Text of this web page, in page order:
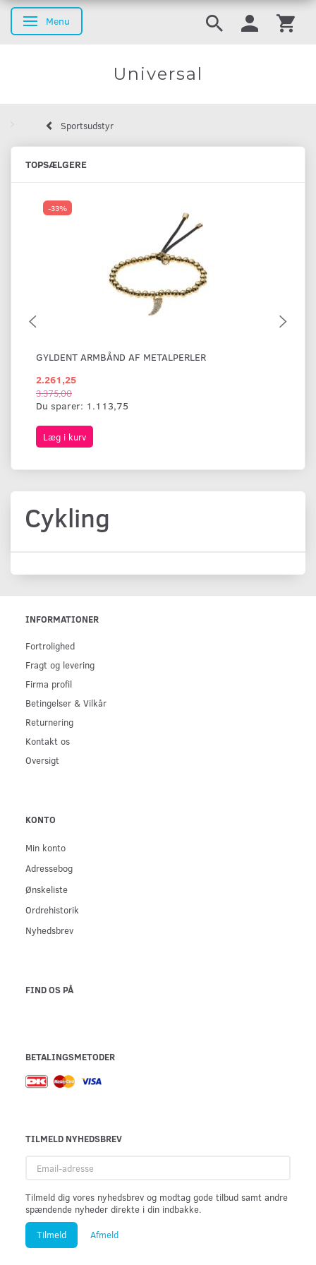
Skifte navigation
Menu
Universal
Sportsudstyr
TOPSÆLGERE
-33%
GYLDENT ARMBÅND AF METALPERLER
2.261,25
3.375,00
Du sparer: 1.113,75
Læg i kurv
Cykling
INFORMATIONER
Fortrolighed
Fragt og levering
Firma profil
Betingelser & Vilkår
Returnering
Kontakt os
Oversigt
KONTO
Min konto
Adressebog
Ønskeliste
Ordrehistorik
Nyhedsbrev
FIND OS PÅ
BETALINGSMETODER
TILMELD NYHEDSBREV
adresse
Tilmeld dig vores nyhedsbrev og modtag gode tilbud samt andre
spændende nyheder direkte i din indbakke.
Tilmeld Afmeld